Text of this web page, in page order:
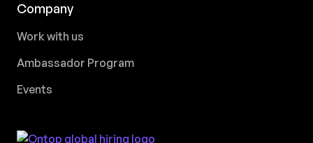
Company
Work with us
Ambassador Program
Events